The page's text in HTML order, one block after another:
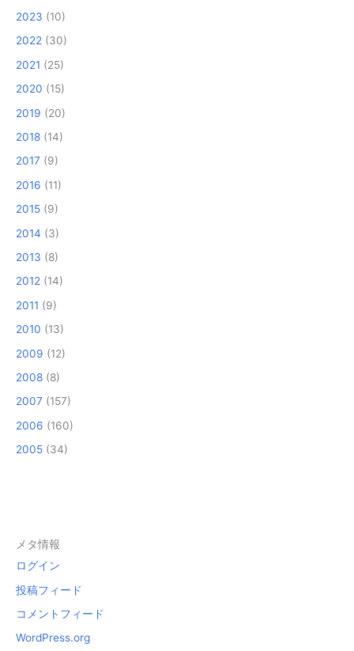
2023 (10)
2022 (30)
2021 (25)
2020 (15)
2019 (20)
2018 (14)
2017 (9)
2016 (11)
2015 (9)
2014 (3)
2013 (8)
2012 (14)
2011 (9)
2010 (13)
2009 (12)
2008 (8)
2007 (157)
2006 (160)
2005 (34)
メタ情報
ログイン
投稿フィード
コメントフィード
WordPress.org